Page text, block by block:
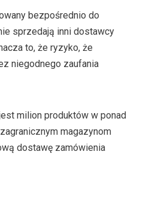
bezpośrednio do
sprzedają inni dostawcy
to, że ryzyko, że
niegodnego zaufania
milion produktów w ponad
magazynom
dostawę zamówienia